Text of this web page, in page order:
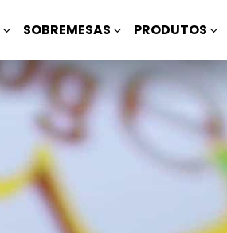
SOBREMESAS PRODUTOS